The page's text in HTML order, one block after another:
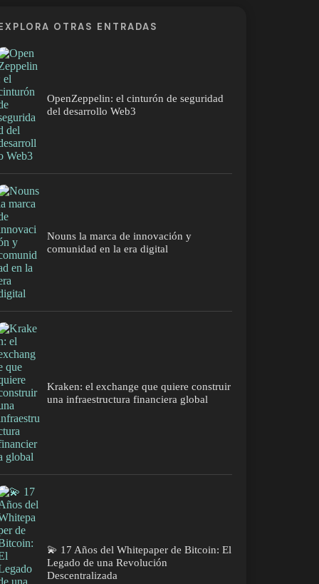
OTRAS ENTRADAS
OpenZeppelin: el cinturón de seguridad
del desarrollo Web3
Nouns la marca de innovación y
comunidad en la era digital
Kraken: el exchange que quiere construir
una infraestructura financiera global
💫 17 Años del Whitepaper de Bitcoin: El
Legado de una Revolución
Descentralizada